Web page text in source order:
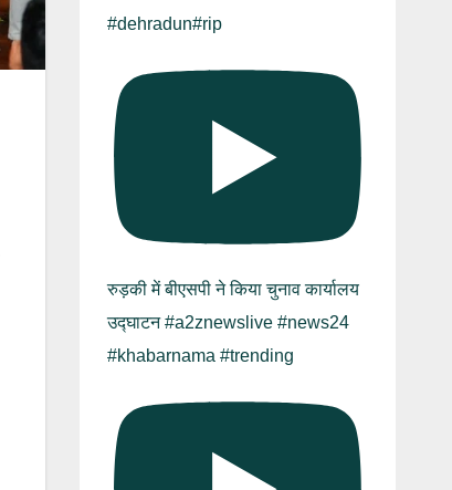
#dehradun#rip
रुड़की में बीएसपी ने किया चुनाव कार्यालय
उद्घाटन #a2znewslive #news24
#khabarnama #trending